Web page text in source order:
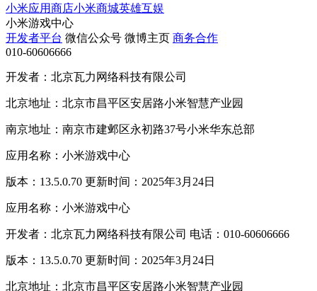
小米应用商店小米商城英雄互娱
小米游戏中心
开发者平台 微信公众号 微博主页 商务合作
010-60606666
开发者：北京瓦力网络科技有限公司
北京地址：北京市昌平区安居路小米智慧产业园
南京地址：南京市建邺区永初路37号小米华东总部
应用名称：小米游戏中心
版本：13.5.0.70 更新时间：2025年3月24日
应用名称：小米游戏中心
开发者：北京瓦力网络科技有限公司 电话：010-60606666
版本：13.5.0.70 更新时间：2025年3月24日
北京地址：北京市昌平区安居路小米智慧产业园